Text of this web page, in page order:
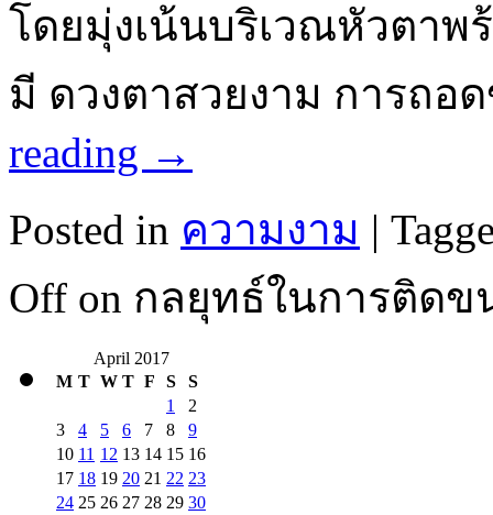
โดยมุ่งเน้นบริเวณหัวตาพ
มี ดวงตาสวยงาม การถ
reading →
Posted in ความงาม |
Off on กลยุทธ์ในการติด
April 2017
M T W T F S
S
1
2
3
4 5 6 7 8
9
10 11 12 13 14 15 16
17 18 19 20 21 22 23
24 25 26 27 28 29 30